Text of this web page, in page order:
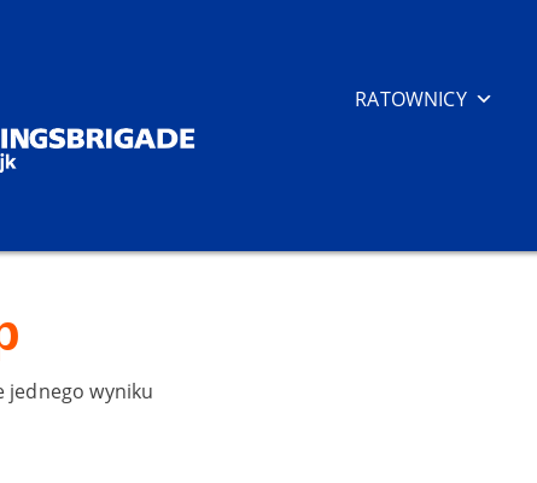
RATOWNICY
jednego wyniku